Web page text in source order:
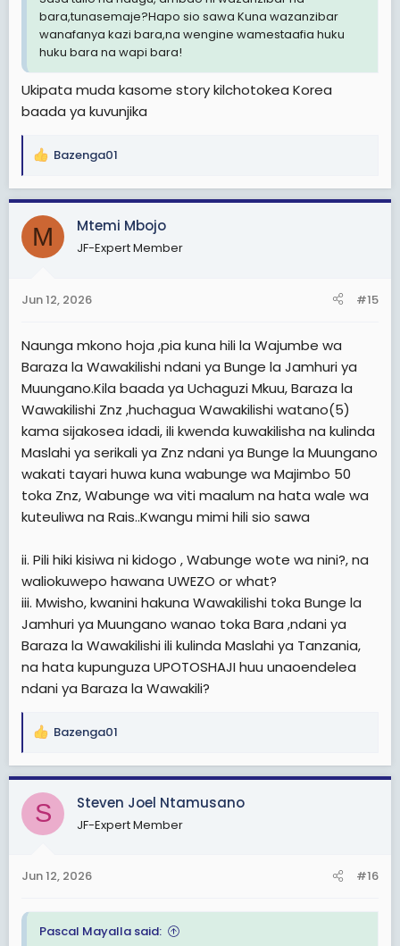
bara,tunasemaje?Hapo sio sawa Kuna wazanzibar
wanafanya kazi bara,na wengine wamestaafia huku
huku bara na wapi bara!
Ukipata muda kasome story kilchotokea Korea
baada ya kuvunjika
R
a
c
t
i
s
Bazenga01
M Mtemi Mbojo
JF-Expert Member
Jun 12, 2026 #15
Naunga mkono hoja ,pia kuna hili la Wajumbe wa
Baraza la Wawakilishi ndani ya Bunge la Jamhuri ya
Muungano.Kila baada ya Uchaguzi Mkuu, Baraza la
Wawakilishi Znz ,huchagua Wawakilishi watano(5)
kama sijakosea idadi, ili kwenda kuwakilisha na kulinda
Maslahi ya serikali ya Znz ndani ya Bunge la Muungano
wakati tayari huwa kuna wabunge wa Majimbo 50
toka Znz, Wabunge wa viti maalum na hata wale wa
kuteuliwa na Rais..Kwangu mimi hili sio sawa
ii. Pili hiki kisiwa ni kidogo , Wabunge wote wa nini?, na
waliokuwepo hawana UWEZO or what?
iii. Mwisho, kwanini hakuna Wawakilishi toka Bunge la
Jamhuri ya Muungano wanao toka Bara ,ndani ya
Baraza la Wawakilishi ili kulinda Maslahi ya Tanzania,
na hata kupunguza UPOTOSHAJI huu unaoendelea
ndani ya Baraza la Wawakili?
R
a
c
i
s
Bazenga01
S Steven Joel Ntamusano
JF-Expert Member
Jun 12, 2026 #16
Pascal Mayalla said: